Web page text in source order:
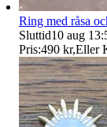
Ring med råsa
Sluttid10 aug
Pris:490 kr,Eller